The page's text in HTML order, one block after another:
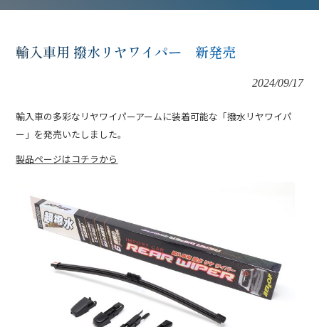
輸入車用 撥水リヤワイパー 新発売
2024/09/17
輸入車の多彩なリヤワイパーアームに装着可能な「撥水リヤワイパ
ー」を発売いたしました。
製品ページはコチラから